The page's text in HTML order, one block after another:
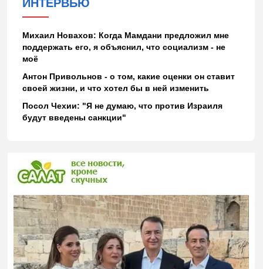
ИНТЕРВЬЮ
Михаил Новахов: Когда Мамдани предложил мне
поддержать его, я объяснил, что социализм - не
моё
Антон Привольнов - о том, какие оценки он ставит
своей жизни, и что хотел бы в ней изменить
Посол Чехии: "Я не думаю, что против Израиля
будут введены санкции"